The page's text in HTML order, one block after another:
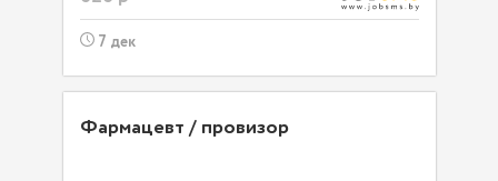
7 дек
Фармацевт / провизор